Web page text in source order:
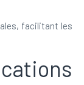
facilitant les